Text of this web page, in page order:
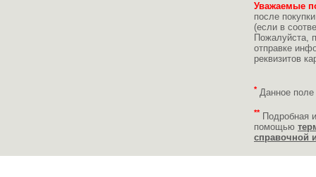
Уважаемые
после
(если в
Пожалуйста,
отправке
реквизитов
* Данное поле
** Подробная
помощью
справочной